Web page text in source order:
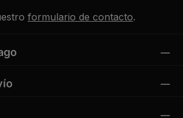
formulario de contacto.